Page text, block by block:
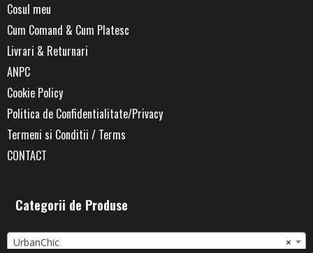
Cosul meu
Cum Comand & Cum Platesc
Livrari & Returnari
ANPC
Cookie Policy
Politica de Confidentialitate/Privacy
Termeni si Conditii / Terms
CONTACT
Categorii de Produse
×
UrbanChic